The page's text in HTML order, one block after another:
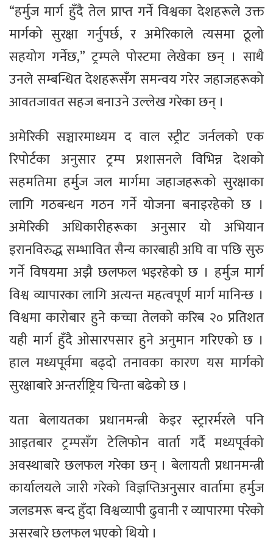
“हर्मुज मार्ग हुँदै तेल प्राप्त गर्ने विश्वका देशहरूले उक्त
मार्गको सुरक्षा गर्नुपर्छ, र अमेरिकाले त्यसमा ठूलो
सहयोग गर्नेछ,” ट्रम्पले पोस्टमा लेखेका छन् । साथै
उनले सम्बन्धित देशहरूसँग समन्वय गरेर जहाजहरूको
आवतजावत सहज बनाउने उल्लेख गरेका छन् ।
अमेरिकी सञ्चारमाध्यम द वाल स्ट्रीट जर्नलको एक
रिपोर्टका अनुसार ट्रम्प प्रशासनले विभिन्न देशको
सहमतिमा हर्मुज जल मार्गमा जहाजहरूको सुरक्षाका
लागि गठबन्धन गठन गर्ने योजना बनाइरहेको छ ।
अमेरिकी अधिकारीहरूका अनुसार यो अभियान
इरानविरुद्ध सम्भावित सैन्य कारबाही अघि वा पछि सुरु
गर्ने विषयमा अझै छलफल भइरहेको छ । हर्मुज मार्ग
विश्व व्यापारका लागि अत्यन्त महत्वपूर्ण मार्ग मानिन्छ ।
विश्वमा कारोबार हुने कच्चा तेलको करिब २० प्रतिशत
यही मार्ग हुँदै ओसारपसार हुने अनुमान गरिएको छ ।
हाल मध्यपूर्वमा बढ्दो तनावका कारण यस मार्गको
सुरक्षाबारे अन्तर्राष्ट्रिय चिन्ता बढेको छ ।
यता बेलायतका प्रधानमन्त्री केइर स्ट्रारर्मरले पनि
आइतबार ट्रम्पसँग टेलिफोन वार्ता गर्दै मध्यपूर्वको
अवस्थाबारे छलफल गरेका छन् । बेलायती प्रधानमन्त्री
कार्यालयले जारी गरेको विज्ञप्तिअनुसार वार्तामा हर्मुज
जलडमरू बन्द हुँदा विश्वव्यापी ढुवानी र व्यापारमा परेको
असरबारे छलफल भएको थियो ।